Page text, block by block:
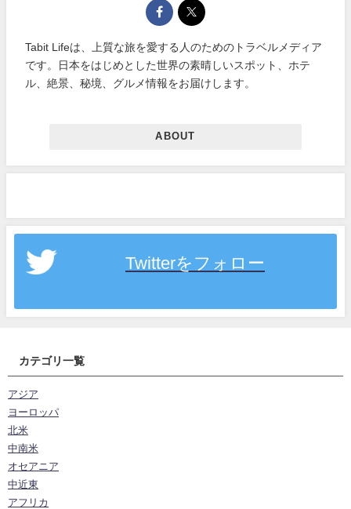
Tabit Lifeは、上質な旅を愛する人のためのトラベルメディア
です。日本をはじめとした世界の素晴しいスポット、ホテ
ル、絶景、秘境、グルメ情報をお届けします。
ABOUT
Twitterをフォロー
カテゴリ一覧
アジア
ヨーロッパ
北米
中南米
オセアニア
中近東
アフリカ